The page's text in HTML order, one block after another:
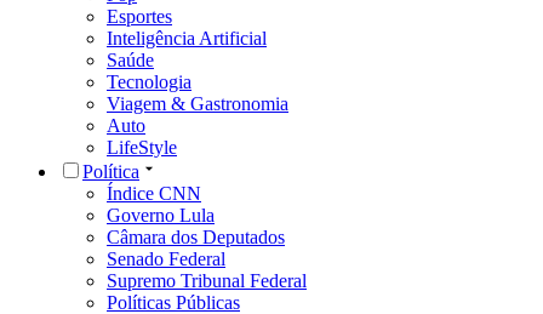
Esportes
Inteligência Artificial
Saúde
Tecnologia
Viagem & Gastronomia
Auto
LifeStyle
Política
Índice CNN
Governo Lula
Câmara dos Deputados
Senado Federal
Supremo Tribunal Federal
Políticas Públicas